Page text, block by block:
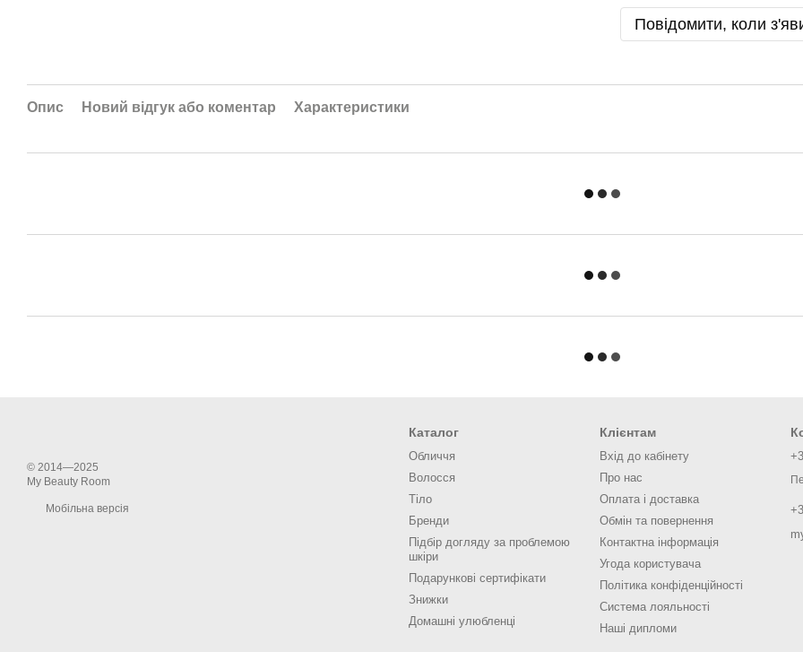
Повідомити, коли
Опис Новий відгук або коментар Характеристики
© 2014—2025
My Beauty Room
Мобільна версія
Каталог
Обличчя
Волосся
Тіло
Бренди
Підбір догляду за проблемою
шкіри
Подарункові сертифікати
Знижки
Домашні улюбленці
Клієнтам
Вхід до кабінету
Про нас
Оплата і доставка
Обмін та повернення
Контактна інформація
Угода користувача
Політика конфіденційності
Система лояльності
Наші дипломи